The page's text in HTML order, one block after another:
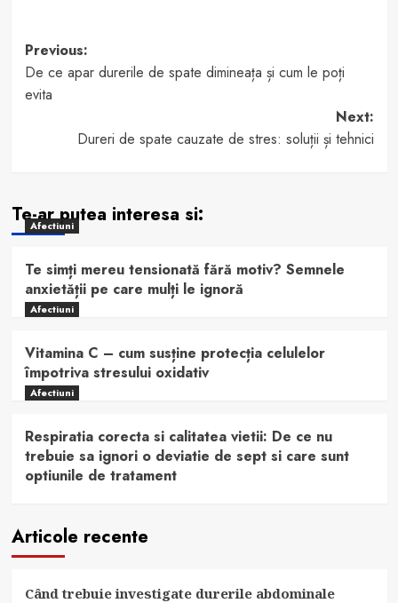
Post
navigation
Previous:
De ce apar durerile de spate dimineața și cum le poți
evita
Next:
Dureri de spate cauzate de stres: soluții și tehnici
Te-ar putea interesa si:
Afectiuni
Te simți mereu tensionată fără motiv? Semnele
anxietății pe care mulți le ignoră
Afectiuni
Vitamina C – cum susține protecția celulelor
împotriva stresului oxidativ
Afectiuni
Respiratia corecta si calitatea vietii: De ce nu
trebuie sa ignori o deviatie de sept si care sunt
optiunile de tratament
Articole recente
Când trebuie investigate durerile abdominale